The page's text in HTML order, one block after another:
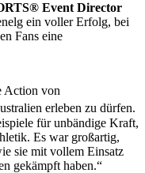
Event Director
ein voller Erfolg, bei
Fans eine
Action von
erleben zu dürfen.
für unbändige Kraft,
Es war großartig,
sie mit vollem Einsatz
gekämpft haben.“